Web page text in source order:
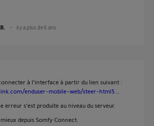
il y a plus de 6 ans
à l'interface à partir du lien suivant :
enduser-mobile-web/steer-html5...
erreur s'est produite au niveau du serveur.
depuis Somfy Connect.